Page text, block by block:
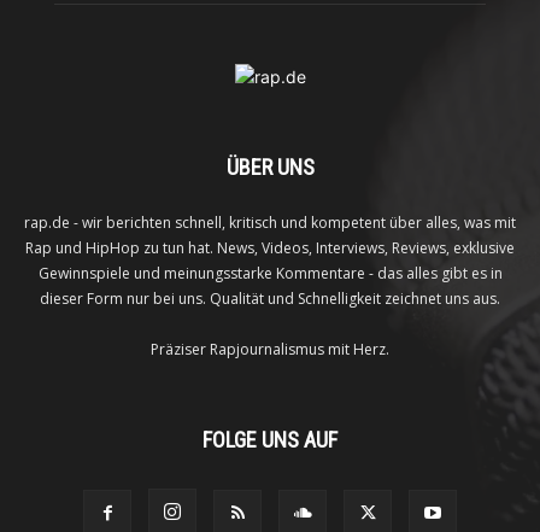
ÜBER UNS
rap.de - wir berichten schnell, kritisch und kompetent über alles, was mit
Rap und HipHop zu tun hat. News, Videos, Interviews, Reviews, exklusive
Gewinnspiele und meinungsstarke Kommentare - das alles gibt es in
dieser Form nur bei uns. Qualität und Schnelligkeit zeichnet uns aus.
Präziser Rapjournalismus mit Herz.
FOLGE UNS AUF